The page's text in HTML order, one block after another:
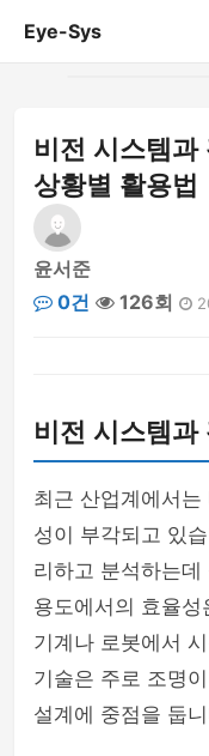
Eye-Sys
게시판
비전 시스템과
상황별 활용법
윤서준
0건
126회
비전 시스템과
최근 산업계에서는
성이 부각되고 있
리하고 분석하는
용도에서의 효율
기계나 로봇에서
기술은 주로 조명
설계에 중점을 둡